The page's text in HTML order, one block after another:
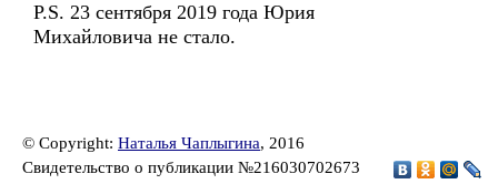
P.S. 23 сентября 2019 года Юрия
Михайловича не стало.
© Copyright: Наталья Чаплыгина, 2016
Свидетельство о публикации №216030702673